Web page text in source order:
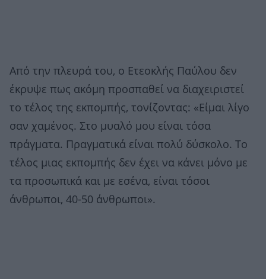
Από την πλευρά του, ο Ετεοκλής Παύλου δεν
έκρυψε πως ακόμη προσπαθεί να διαχειριστεί
το τέλος της εκπομπής, τονίζοντας: «Είμαι λίγο
σαν χαμένος. Στο μυαλό μου είναι τόσα
πράγματα. Πραγματικά είναι πολύ δύσκολο. Το
τέλος μιας εκπομπής δεν έχει να κάνει μόνο με
τα προσωπικά και με εσένα, είναι τόσοι
άνθρωποι, 40-50 άνθρωποι».